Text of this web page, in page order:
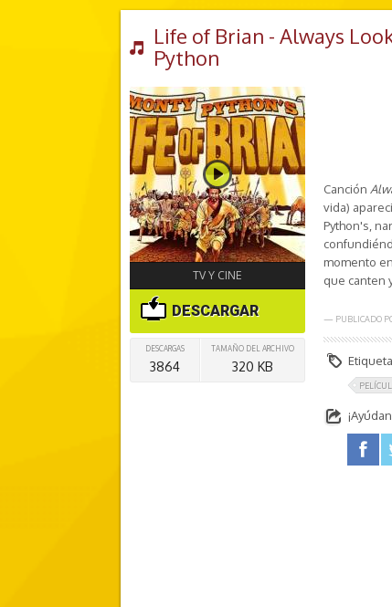
Life of Brian - Always
Python
TV Y CINE
DESCARGAR
DESCARGAS
3864
TAMAÑO DEL ARCHIVO
320 KB
Canción
vida)
Python's,
momento
que canten
— PUBLICADO